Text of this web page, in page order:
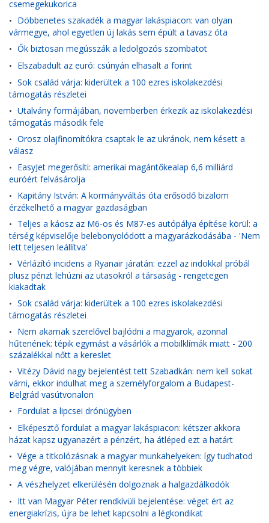
csemegekukorica
• Döbbenetes szakadék a magyar lakáspiacon: van olyan
vármegye, ahol egyetlen új lakás sem épült a tavasz óta
• Ők biztosan megússzák a ledolgozós szombatot
• Elszabadult az euró: csúnyán elhasalt a forint
• Sok család várja: kiderültek a 100 ezres iskolakezdési
támogatás részletei
• Utalvány formájában, novemberben érkezik az iskolakezdési
támogatás második fele
• Orosz olajfinomítókra csaptak le az ukránok, nem késett a
válasz
• EasyJet megerősíti: amerikai magántőkealap 6,6 milliárd
euróért felvásárolja
• Kapitány István: A kormányváltás óta erősödő bizalom
érzékelhető a magyar gazdaságban
• Teljes a káosz az M6-os és M87-es autópálya építése körül: a
térség képviselője belebonyolódott a magyarázkodásába - 'Nem
lett teljesen leállítva'
• Vérlázító incidens a Ryanair járatán: ezzel az indokkal próbál
plusz pénzt lehúzni az utasokról a társaság - rengetegen
kiakadtak
• Sok család várja: kiderültek a 100 ezres iskolakezdési
támogatás részletei
• Nem akarnak szerelővel bajlódni a magyarok, azonnal
hűtenének: tépik egymást a vásárlók a mobilklímák miatt - 200
százalékkal nőtt a kereslet
• Vitézy Dávid nagy bejelentést tett Szabadkán: nem kell sokat
várni, ekkor indulhat meg a személyforgalom a Budapest-
Belgrád vasútvonalon
• Fordulat a lipcsei drónügyben
• Elképesztő fordulat a magyar lakáspiacon: kétszer akkora
házat kapsz ugyanazért a pénzért, ha átléped ezt a határt
• Vége a titkolózásnak a magyar munkahelyeken: így tudhatod
meg végre, valójában mennyit keresnek a többiek
• A vészhelyzet elkerülésén dolgoznak a halgazdálkodók
• Itt van Magyar Péter rendkívüli bejelentése: véget ért az
energiakrízis, újra be lehet kapcsolni a légkondikat